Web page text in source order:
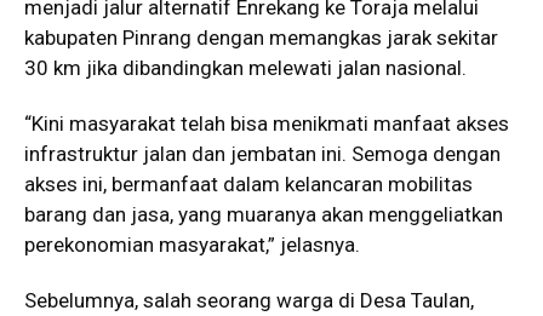
menjadi jalur alternatif Enrekang ke Toraja melalui
kabupaten Pinrang dengan memangkas jarak sekitar
30 km jika dibandingkan melewati jalan nasional.
“Kini masyarakat telah bisa menikmati manfaat akses
infrastruktur jalan dan jembatan ini. Semoga dengan
akses ini, bermanfaat dalam kelancaran mobilitas
barang dan jasa, yang muaranya akan menggeliatkan
perekonomian masyarakat,” jelasnya.
Sebelumnya, salah seorang warga di Desa Taulan,